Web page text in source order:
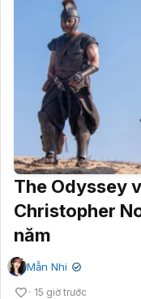
The Odyssey
Christopher
năm
Mẫn Nhi ✔
15 giờ trước